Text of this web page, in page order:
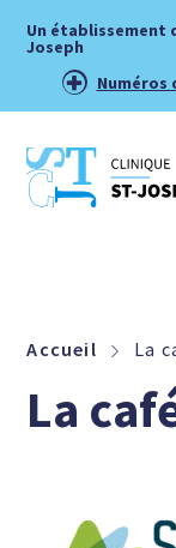
Un établissement
Joseph
Numéros
Accueil La
La